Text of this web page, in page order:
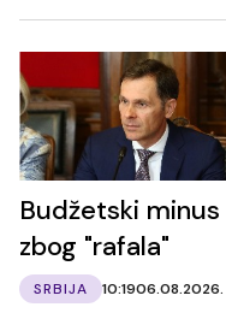
Budžetski minus
zbog "rafala"
SRBIJA 10:1906.08.2026.